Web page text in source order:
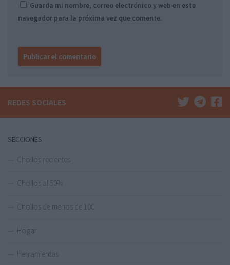
Guarda mi nombre, correo electrónico y web en este
navegador para la próxima vez que comente.
REDES SOCIALES
SECCIONES
Chollos recientes
Chollos al 50%
Chollos de menos de 10€
Hogar
Herramientas